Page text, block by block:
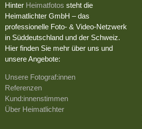
Hinter Heimatfotos steht die
Heimatlichter GmbH – das
professionelle Foto- & Video-Netzwerk
in Süddeutschland und der Schweiz.
Hier finden Sie mehr über uns und
unsere Angebote:
Unsere Fotograf:innen
Referenzen
Kund:innenstimmen
Über Heimatlichter